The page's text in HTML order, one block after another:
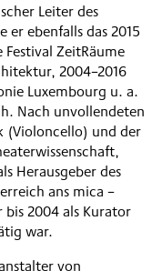
Leiter des
er ebenfalls das 2015
ZeitRäume
2004–2016
Luxembourg u. a.
Nach unvollendeten
(Violoncello) und der
Herausgeber des
ans mica –
2004 als Kurator
war.
von